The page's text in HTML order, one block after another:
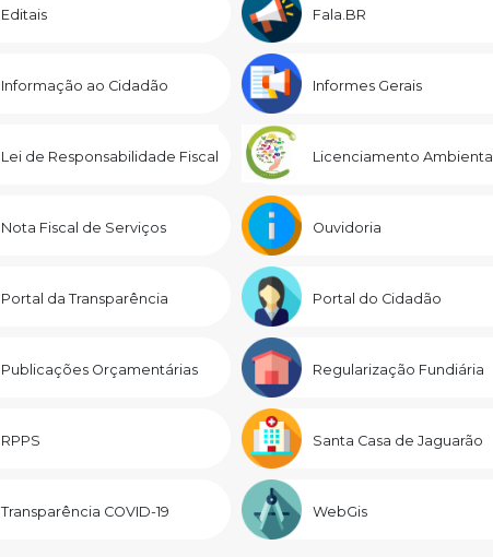
Editais Fala.BR
Informação ao Cidadão Informes Gerais
Lei de Responsabilidade Fiscal Licenciamento Ambiental
Nota Fiscal de Serviços Ouvidoria
Portal da Transparência Portal do Cidadão
Publicações Orçamentárias Regularização Fundiária
RPPS Santa Casa de Jaguarão
Transparência COVID-19 WebGis